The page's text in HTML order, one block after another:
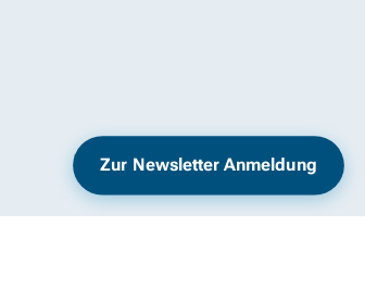
Impressum Datenschutz
Zur Newsletter Anmeldung